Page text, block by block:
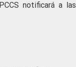
notificará a las